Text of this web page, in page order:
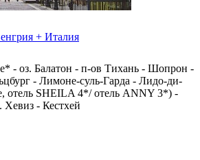
+ Италия
- оз. Балатон - п-ов Тихань - Шопрон -
- Лимоне-суль-Гарда - Лидо-ди-
отель SHEILA 4*/ отель ANNY 3*) -
- Кестхей